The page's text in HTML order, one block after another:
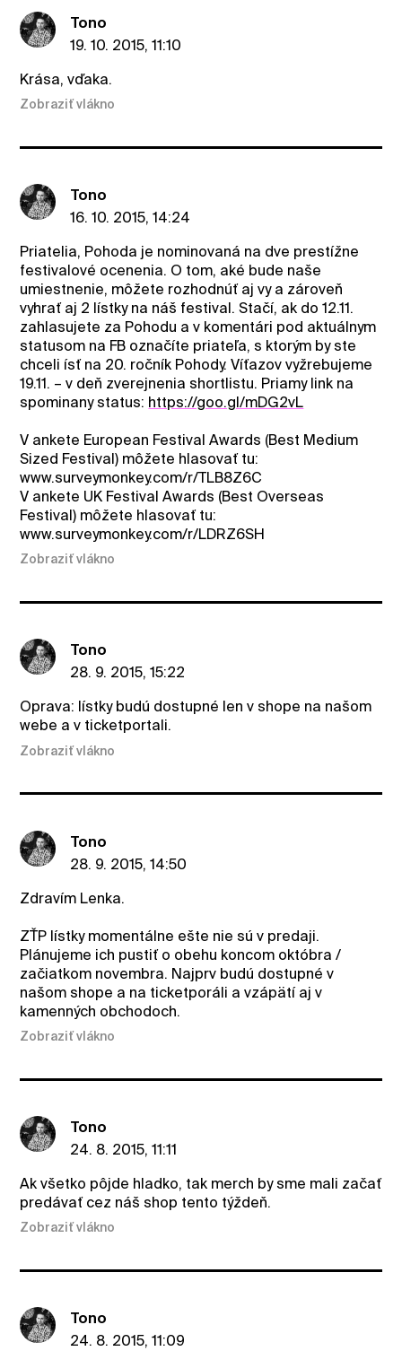
Tono
19. 10. 2015, 11:10
Krása, vďaka.
Zobraziť vlákno
Tono
16. 10. 2015, 14:24
Priatelia, Pohoda je nominovaná na dve prestížne
festivalové ocenenia. O tom, aké bude naše
umiestnenie, môžete rozhodnúť aj vy a zároveň
vyhrať aj 2 lístky na náš festival. Stačí, ak do 12.11.
zahlasujete za Pohodu a v komentári pod aktuálnym
statusom na FB označíte priateľa, s ktorým by ste
chceli ísť na 20. ročník Pohody. Víťazov vyžrebujeme
19.11. – v deň zverejnenia shortlistu. Priamy link na
spominany status: https://goo.gl/mDG2vL
V ankete European Festival Awards (Best Medium
Sized Festival) môžete hlasovať tu:
www.surveymonkey.com/r/TLB8Z6C
V ankete UK Festival Awards (Best Overseas
Festival) môžete hlasovať tu:
www.surveymonkey.com/r/LDRZ6SH
Zobraziť vlákno
Tono
28. 9. 2015, 15:22
Oprava: lístky budú dostupné len v shope na našom
webe a v ticketportali.
Zobraziť vlákno
Tono
28. 9. 2015, 14:50
Zdravím Lenka.
ZŤP lístky momentálne ešte nie sú v predaji.
Plánujeme ich pustiť o obehu koncom októbra /
začiatkom novembra. Najprv budú dostupné v
našom shope a na ticketporáli a vzápätí aj v
kamenných obchodoch.
Zobraziť vlákno
Tono
24. 8. 2015, 11:11
Ak všetko pôjde hladko, tak merch by sme mali začať
predávať cez náš shop tento týždeň.
Zobraziť vlákno
Tono
24. 8. 2015, 11:09